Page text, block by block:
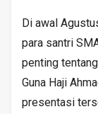
Di awal
para santri
penting
Guna Haji
presentasi